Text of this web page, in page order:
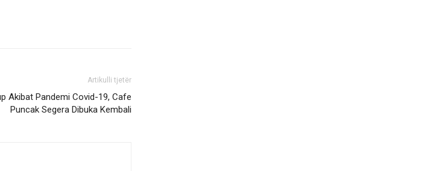
Artikulli tjetër
Akibat Pandemi Covid-19, Cafe
Puncak Segera Dibuka Kembali